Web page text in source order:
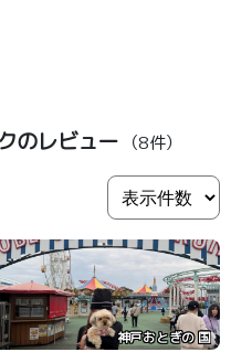
のレビュー （8件）
神戸おとぎの 国